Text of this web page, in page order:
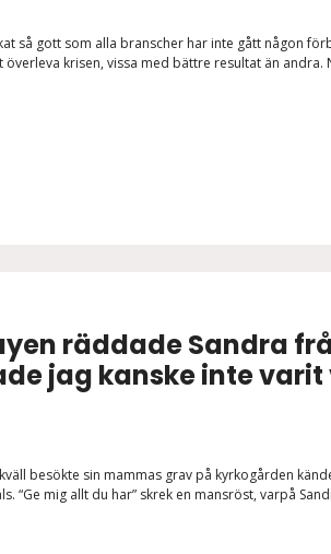
så gott som alla branscher har inte gått någon
krisen, vissa med bättre resultat än andra.
räddade Sandra
jag kanske inte varit
besökte sin mammas grav på kyrkogården
“Ge mig allt du har” skrek en mansröst, varpå